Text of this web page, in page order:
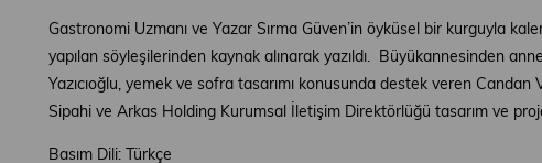
Gastronomi Uzmanı ve Yazar Sırma Güven’in öyküsel bir kurguyla
yapılan söyleşilerinden kaynak alınarak yazıldı. Büyükannesinden
Yazıcıoğlu, yemek ve sofra tasarımı konusunda destek veren
Sipahi ve Arkas Holding Kurumsal İletişim Direktörlüğü tasarım ve
Basım Dili: Türkçe